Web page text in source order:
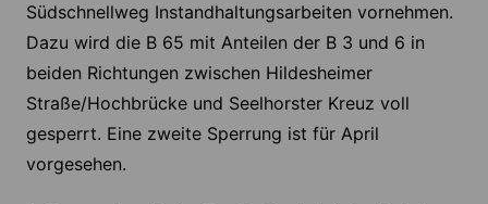
Südschnellweg Instandhaltungsarbeiten vornehmen.
Dazu wird die B 65 mit Anteilen der B 3 und 6 in
beiden Richtungen zwischen Hildesheimer
Straße/Hochbrücke und Seelhorster Kreuz voll
gesperrt. Eine zweite Sperrung ist für April
vorgesehen.